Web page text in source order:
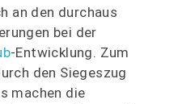
an den durchaus
bei der
-Entwicklung. Zum
den Siegeszug
machen die